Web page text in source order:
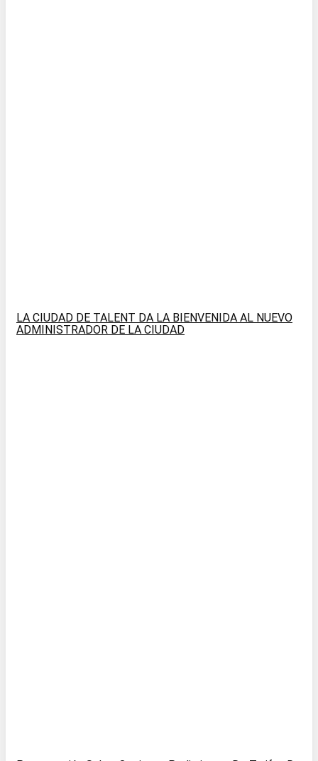
LA CIUDAD DE TALENT DA LA BIENVENIDA AL NUEVO
ADMINISTRADOR DE LA CIUDAD